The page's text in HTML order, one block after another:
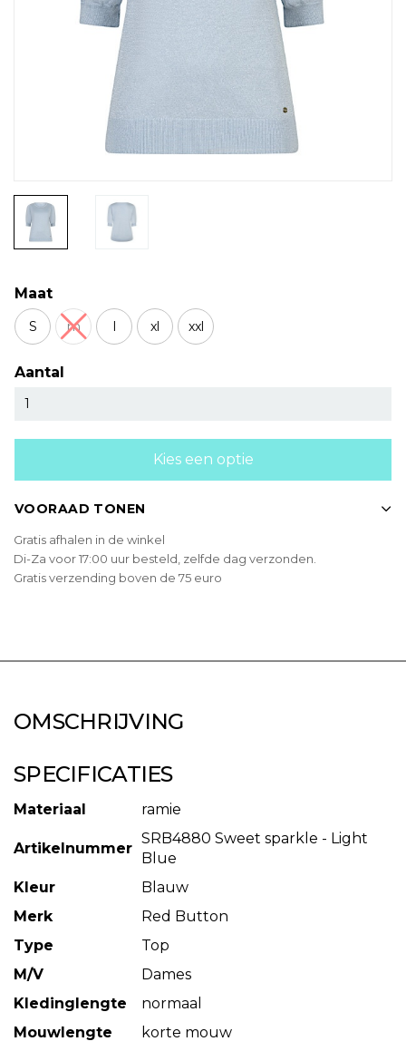
Maat
S m l xl xxl
Aantal
Kies een optie
VOORAAD TONEN
Gratis afhalen in de winkel
Di-Za voor 17:00 uur besteld, zelfde dag verzonden.
Gratis verzending boven de 75 euro
OMSCHRIJVING
SPECIFICATIES
Materiaal ramie
Artikelnummer
SRB4880 Sweet sparkle - Light
Blue
Kleur
Blauw
Merk
Red Button
Type
Top
M/V
Dames
Kledinglengte
normaal
Mouwlengte
korte mouw